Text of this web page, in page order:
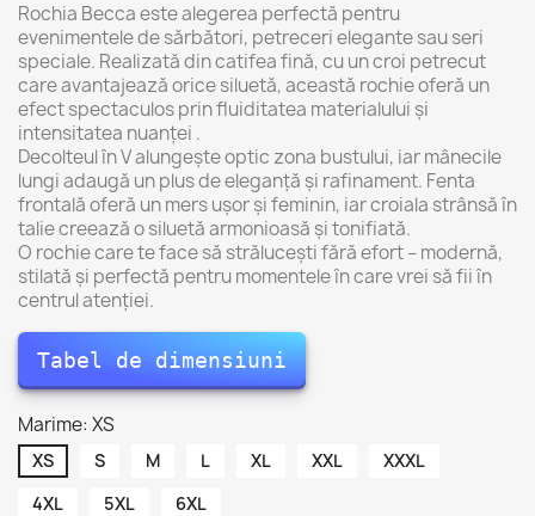
Rochia Becca este alegerea perfectă pentru
evenimentele de sărbători, petreceri elegante sau seri
speciale. Realizată din catifea fină, cu un croi petrecut
care avantajează orice siluetă, această rochie oferă un
efect spectaculos prin fluiditatea materialului și
intensitatea nuanței .
Decolteul în V alungește optic zona bustului, iar mânecile
lungi adaugă un plus de eleganță și rafinament. Fenta
frontală oferă un mers ușor și feminin, iar croiala strânsă în
talie creează o siluetă armonioasă și tonifiată.
O rochie care te face să strălucești fără efort – modernă,
stilată și perfectă pentru momentele în care vrei să fii în
centrul atenției.
Tabel de dimensiuni
Marime: XS
XS S M L XL XXL
XXXL
4XL
5XL 6XL